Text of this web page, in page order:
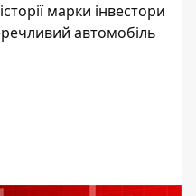
марки інвестори
автомобіль